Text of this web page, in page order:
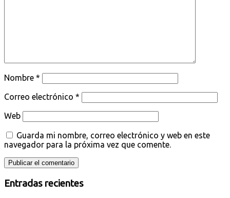
Nombre *
Correo electrónico *
Web
Guarda mi nombre, correo electrónico y web en este
navegador para la próxima vez que comente.
Entradas recientes